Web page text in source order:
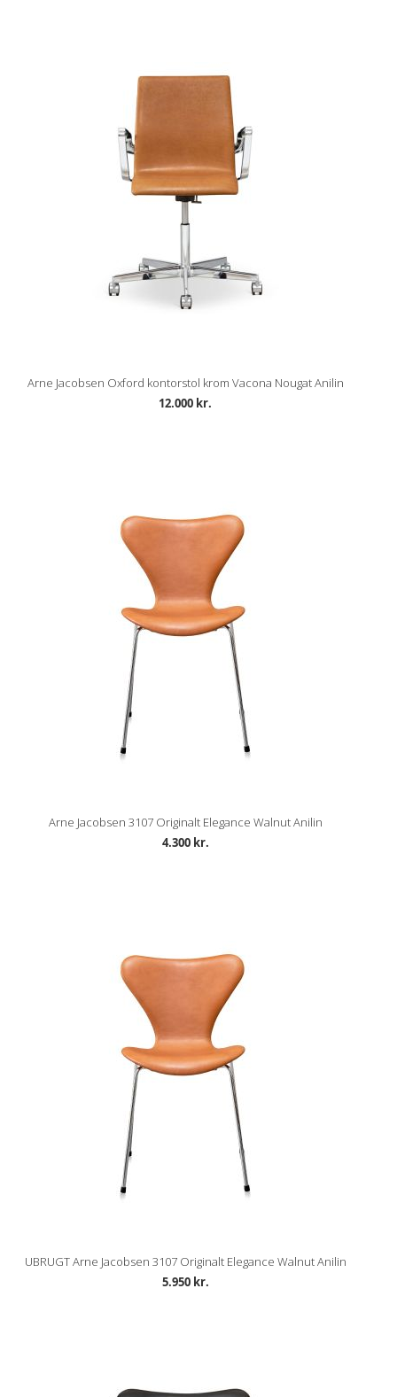
Arne Jacobsen Oxford kontorstol krom Vacona Nougat Anilin
12.000 kr.
Arne Jacobsen 3107 Originalt Elegance Walnut Anilin
4.300 kr.
UBRUGT Arne Jacobsen 3107 Originalt Elegance Walnut Anilin
5.950 kr.